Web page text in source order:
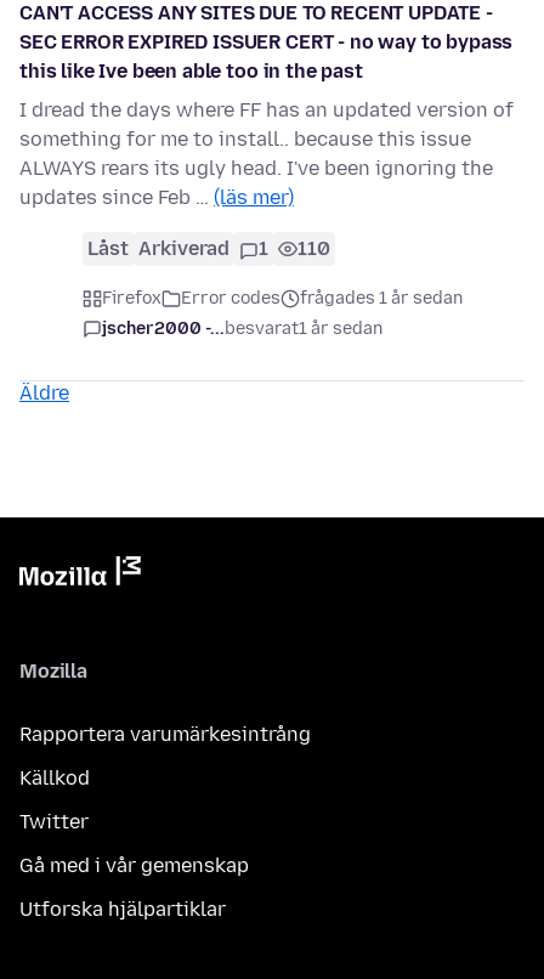
CAN'T ACCESS ANY SITES DUE TO RECENT UPDATE -
SEC ERROR EXPIRED ISSUER CERT - no way to bypass
this like Ive been able too in the past
I dread the days where FF has an updated version of
something for me to install.. because this issue
ALWAYS rears its ugly head. I've been ignoring the
updates since Feb … (läs mer)
Låst Arkiverad 1 110
Firefox Error codes
frågades 1 år sedan
jscher2000 -...besvarat1 år sedan
Äldre
Mozilla
Rapportera varumärkesintrång
Källkod
Twitter
Gå med i vår gemenskap
Utforska hjälpartiklar